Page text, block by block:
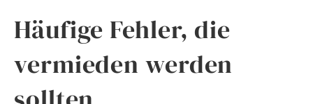
Häufige Fehler, die
vermieden werden